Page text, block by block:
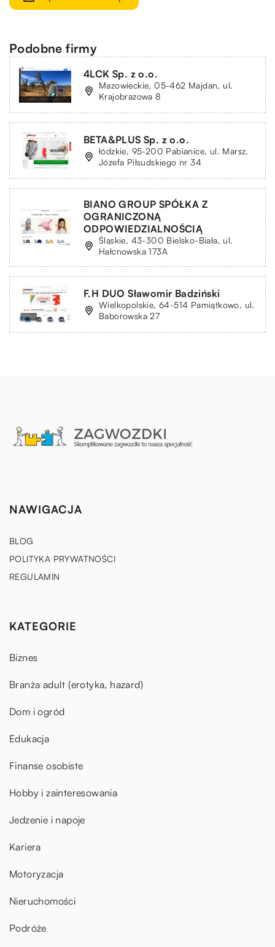
Podobne firmy
4LCK Sp. z o.o.
Mazowieckie, 05-462 Majdan, ul.
Krajobrazowa 8
BETA&PLUS Sp. z o.o.
łódzkie, 95-200 Pabianice, ul. Marsz.
Józefa Piłsudskiego nr 34
BIANO GROUP SPÓŁKA Z
OGRANICZONĄ
ODPOWIEDZIALNOŚCIĄ
Śląskie, 43-300 Bielsko-Biała, ul.
Hałcnowska 173A
F.H DUO Sławomir Badziński
Wielkopolskie, 64-514 Pamiątkowo, ul.
Baborowska 27
NAWIGACJA
BLOG
POLITYKA PRYWATNOŚCI
REGULAMIN
KATEGORIE
Biznes
Branża adult (erotyka, hazard)
Dom i ogród
Edukacja
Finanse osobiste
Hobby i zainteresowania
Jedzenie i napoje
Kariera
Motoryzacja
Nieruchomości
Podróże